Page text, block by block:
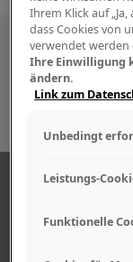
Besuchen
Ihrem Klick auf
dass Cookies von
verwendet werden
Ihre Einwilligung
ändern.
Link zum
Unbedingt
Leistungs-
Funktionelle